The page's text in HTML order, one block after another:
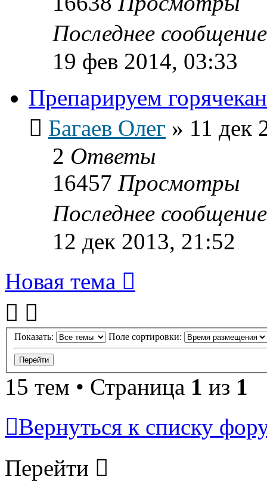
Последнее
19 фев 2014, 03:33
Препарируем
Багаев Олег » 11 дек
2 Ответы
16457 Просмотры
Последнее
12 дек 2013, 21:52
Новая тема
Показать: Поле сортировки:
15 тем • Страница 1 из 1
Вернуться к списку
Перейти